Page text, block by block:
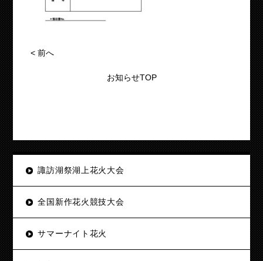
<前へ
お知らせTOP
諏訪湖祭湖上花火大会
全国新作花火競技大会
サマーナイト花火